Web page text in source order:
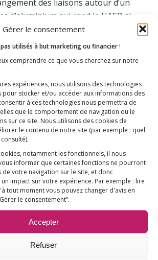
Gérer le consentement
utilisés à but marketing ou financier !
comprendre ce que vous cherchez sur notre
expériences, nous utilisons des technologies
pour stocker et/ou accéder aux informations des
à ces technologies nous permettra de
que le comportement de navigation ou le
sur ce site. Nous utilisons des cookies de
le contenu de notre site (par exemple : quel
.
notamment les fonctionnels, il nous
informer que certaines fonctions ne pourront
de votre navigation sur le site, et donc
impact sur votre expérience. Par exemple : lire
tout moment vous pouvez changer d'avis en
le consentement”.
Accepter
Refuser
des liaisons autour d’un
d’aluminium qui rend le HASB si
si les atomes d’aluminium
entièrement enfermés dans de
les rendant totalement
appris le secret (jusqu’à ce
qui explique pourquoi les
riches en silicium facilitent
l’aluminium du corps. La teneur
silicique favorise la formation
hydroxyaluminosilicates stables
être filtrés du sang par les reins.
ci-dessous une figure
ces réactions
une copie de la figure et
fois qu’on vous demandera